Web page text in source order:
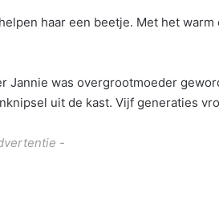
haar een beetje. Met het
Jannie was overgrootmoeder
uit de kast. Vijf generaties
-